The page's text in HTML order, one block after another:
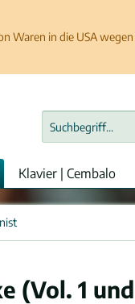
Waren in die USA
Klavier | Cembalo
(Vol. 1